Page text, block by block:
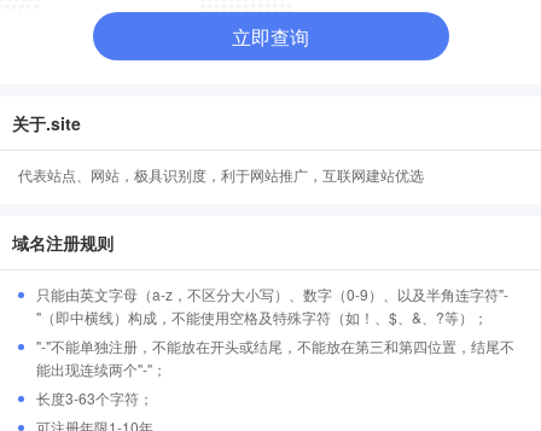
立即查询
关于.site
代表站点、网站，极具识别度，利于网站推广，互联网建站优选
域名注册规则
只能由英文字母（a-z，不区分大小写）、数字（0-9）、以及半角连字符"-
"（即中横线）构成，不能使用空格及特殊字符（如！、$、&、?等）；
"-"不能单独注册，不能放在开头或结尾，不能放在第三和第四位置，结尾不
能出现连续两个"-"；
长度3-63个字符；
可注册年限1-10年。